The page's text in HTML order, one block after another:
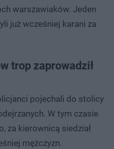
warszawiaków. Jeden
już wcześniej karani za
trop zaprowadził
pojechali do stolicy
W tym czasie
za kierownicą siedział
mężczyzn.